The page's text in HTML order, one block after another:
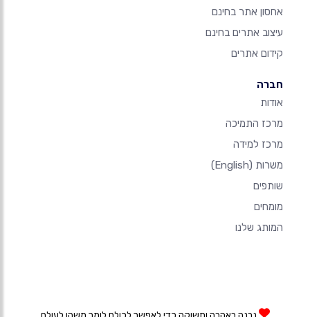
אחסון אתר בחינם
עיצוב אתרים בחינם
קידום אתרים
חברה
אודות
מרכז התמיכה
מרכז למידה
משרות (English)
שותפים
מומחים
המותג שלנו